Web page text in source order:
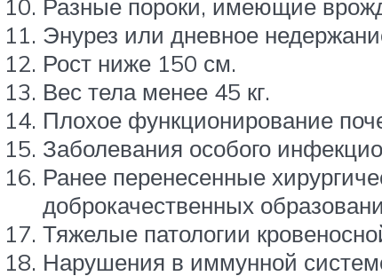
Разные пороки, имеющие
Энурез или дневное
Рост ниже 150 см.
Вес тела менее 45 кг.
Плохое функционирование
Заболевания особого
Ранее перенесенные
доброкачественных
Тяжелые патологии
Нарушения в иммунной